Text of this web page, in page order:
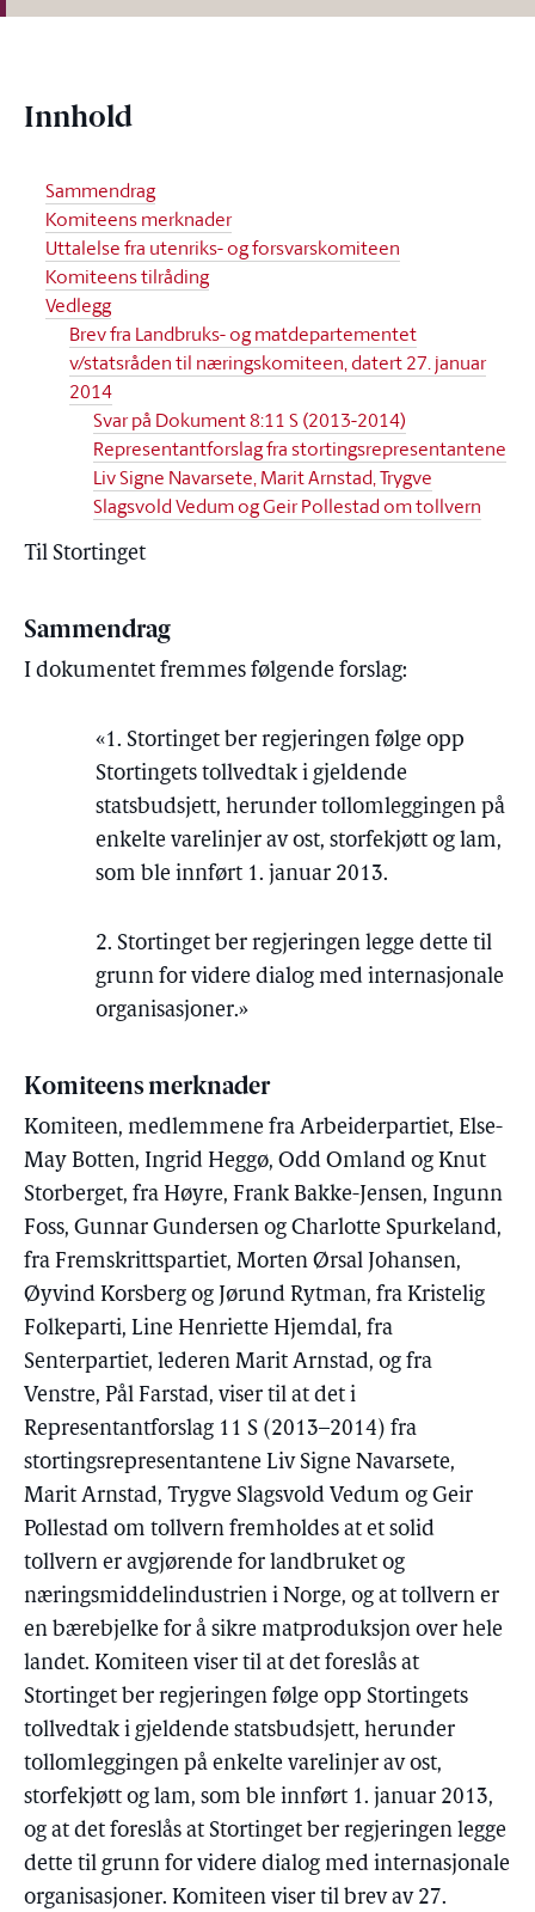
Innhold
Sammendrag
Komiteens merknader
Uttalelse fra utenriks- og forsvarskomiteen
Komiteens tilråding
Vedlegg
Brev fra Landbruks- og matdepartementet
v/statsråden til næringskomiteen, datert 27. januar
2014
Svar på Dokument 8:11 S (2013-2014)
Representantforslag fra stortingsrepresentantene
Liv Signe Navarsete, Marit Arnstad, Trygve
Slagsvold Vedum og Geir Pollestad om tollvern
Til Stortinget
Sammendrag
I dokumentet fremmes følgende forslag:
«1. Stortinget ber regjeringen følge opp
Stortingets tollvedtak i gjeldende
statsbudsjett, herunder tollomleggingen på
enkelte varelinjer av ost, storfekjøtt og lam,
som ble innført 1. januar 2013.
2. Stortinget ber regjeringen legge dette til
grunn for videre dialog med internasjonale
organisasjoner.»
Komiteens merknader
Komiteen, medlemmene fra Arbeiderpartiet, Else-
May Botten, Ingrid Heggø, Odd Omland og Knut
Storberget, fra Høyre, Frank Bakke-Jensen, Ingunn
Foss, Gunnar Gundersen og Charlotte Spurkeland,
fra Fremskrittspartiet, Morten Ørsal Johansen,
Øyvind Korsberg og Jørund Rytman, fra Kristelig
Folkeparti, Line Henriette Hjemdal, fra
Senterpartiet, lederen Marit Arnstad, og fra
Venstre, Pål Farstad, viser til at det i
Representantforslag 11 S (2013–2014) fra
stortingsrepresentantene Liv Signe Navarsete,
Marit Arnstad, Trygve Slagsvold Vedum og Geir
Pollestad om tollvern fremholdes at et solid
tollvern er avgjørende for landbruket og
næringsmiddelindustrien i Norge, og at tollvern er
en bærebjelke for å sikre matproduksjon over hele
landet. Komiteen viser til at det foreslås at
Stortinget ber regjeringen følge opp Stortingets
tollvedtak i gjeldende statsbudsjett, herunder
tollomleggingen på enkelte varelinjer av ost,
storfekjøtt og lam, som ble innført 1. januar 2013,
og at det foreslås at Stortinget ber regjeringen legge
dette til grunn for videre dialog med internasjonale
organisasjoner. Komiteen viser til brev av 27.